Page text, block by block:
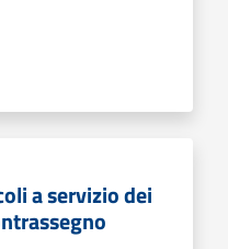
a servizio dei